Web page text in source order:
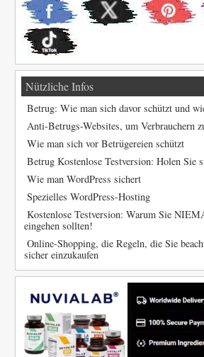
Nützliche Infos
Betrug: Wie man sich davor schützt und
Anti-Betrugs-Websites, um Verbrauchern
Wie man sich vor Betrügereien schützt
Betrug Kostenlose Testversion: Holen Sie
Wie man WordPress sichert
Spezielles WordPress-Hosting
Kostenlose Testversion: Warum Sie
eingehen sollten!
Online-Shopping, die Regeln, die Sie
sicher einzukaufen